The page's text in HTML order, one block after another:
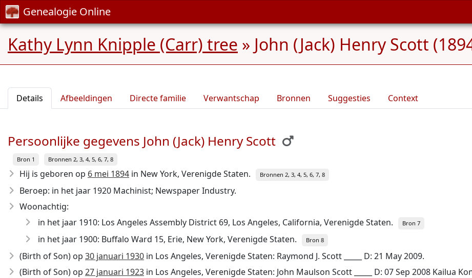
Genealogie Online
Kathy Lynn Knipple (Carr) tree » John (Jack) Henry Scott
Details Afbeeldingen Directe familie Verwantschap Bronnen Suggesties Context
Persoonlijke gegevens John (Jack) Henry Scott
Bron 1 Bronnen 2, 3, 4, 5, 6, 7, 8
Hij is geboren op 6 mei 1894 in New York, Verenigde Staten. Bronnen 2, 3, 4, 5, 6, 7, 8
Beroep: in het jaar 1920 Machinist; Newspaper Industry.
Woonachtig:
in het jaar 1910: Los Angeles Assembly District 69, Los Angeles, California, Verenigde Staten.
Bron 7
in het jaar 1900: Buffalo Ward 15, Erie, New York, Verenigde Staten. Bron 8
(Birth of Son) op 30 januari 1930 in Los Angeles, Verenigde Staten: Raymond J. Scott _____ D: 21 May 2009.
(Birth of Son) op 27 januari 1923 in Los Angeles, Verenigde Staten: John Maulson Scott _____ D: 07 Sep 2008 Kailua